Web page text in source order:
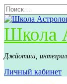
Перейти
к
Search
for:
Школа
Джйотиш,
Личный кабинет